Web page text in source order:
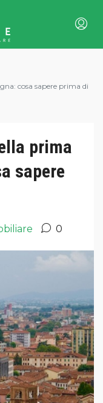
cosa sapere prima di
prima
sapere
0